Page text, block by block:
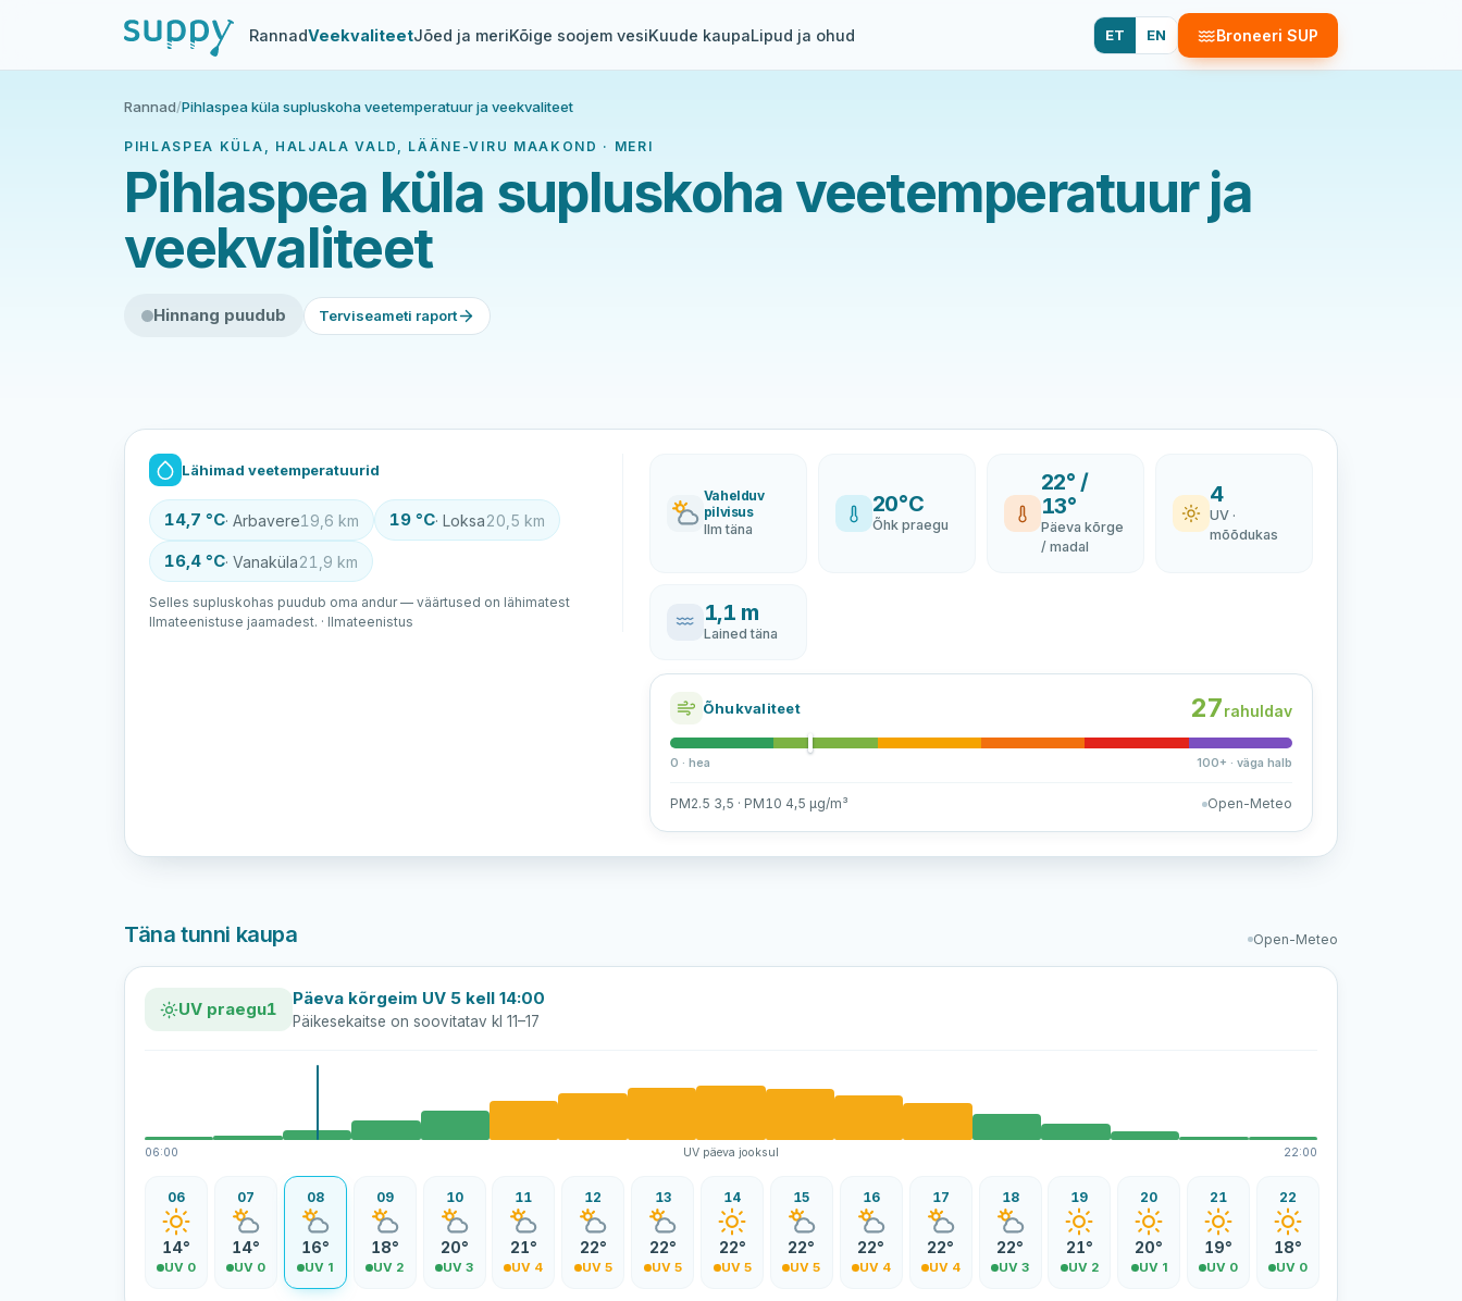
RannadVeekvaliteetJõed ja meriKõige soojem vesiKuude kaupaLipud ja ohud ET EN Broneeri SUP
Rannad/Pihlaspea küla supluskoha veetemperatuur ja veekvaliteet
PIHLASPEA KÜLA, HALJALA VALD, LÄÄNE-VIRU MAAKOND · MERI
Pihlaspea küla supluskoha veetemperatuur ja
veekvaliteet
Hinnang puudub Terviseameti raport
Lähimad veetemperatuurid
14,7 °C· Arbavere19,6 km 19 °C· Loksa20,5 km
16,4 °C· Vanaküla21,9 km
Selles supluskohas puudub oma andur — väärtused on lähimatest
Ilmateenistuse jaamadest. · Ilmateenistus
Vahelduv
pilvisus
Ilm täna
20°C
Õhk praegu
22° /
13°
Päeva kõrge
/ madal
4
UV ·
mõõdukas
1,1 m
Lained täna
Õhukvaliteet 27rahuldav
0 · hea 100+ · väga halb
PM2.5 3,5 · PM10 4,5 µg/m³ Open-Meteo
Täna tunni kaupa Open-Meteo
UV praegu1
Päeva kõrgeim UV 5 kell 14:00
Päikesekaitse on soovitatav kl 11–17
06:00 UV päeva jooksul 22:00
06
14°
UV 0
07
14°
UV 0
08
16°
UV 1
09
18°
UV 2
10
20°
UV 3
11
21°
UV 4
12
22°
UV 5
13
22°
UV 5
14
22°
UV 5
15
22°
UV 5
16
22°
UV 4
17
22°
UV 4
18
22°
UV 3
19
21°
UV 2
20
20°
UV 1
21
19°
UV 0
22
18°
UV 0